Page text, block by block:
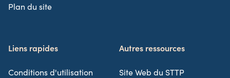
Plan du site
Liens rapides
Conditions d'utilisation
Autres ressources
Site Web du STTP